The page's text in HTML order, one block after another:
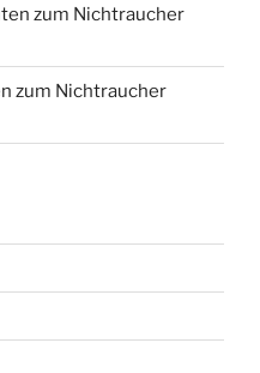
zum Nichtraucher
zum Nichtraucher